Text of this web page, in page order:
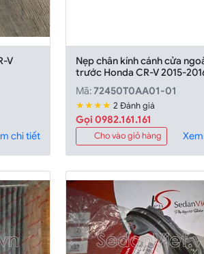
V
chi tiết
Nẹp chân kính cánh cửa
trước Honda CR-V 2015-
Mã:72450T0AA01-01
★★★★ 2 Đánh giá
Gọi 0982.161.161
Cho vào giỏ hàng